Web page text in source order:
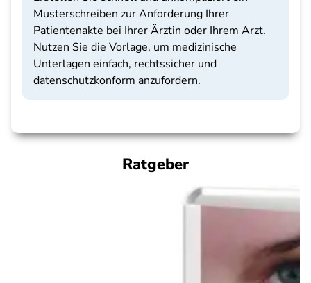
Musterschreiben zur Anforderung Ihrer
Patientenakte bei Ihrer Ärztin oder Ihrem Arzt.
Nutzen Sie die Vorlage, um medizinische
Unterlagen einfach, rechtssicher und
datenschutzkonform anzufordern.
Ratgeber